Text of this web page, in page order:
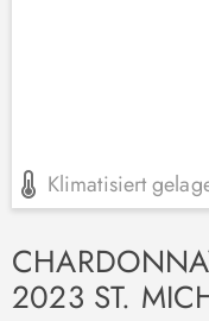
Klimatisiert
2023 ST.